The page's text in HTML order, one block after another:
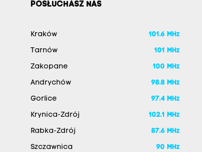
POSŁUCHASZ NAS
Kraków 101.6 MHz
Tarnów 101 MHz
Zakopane 100 MHz
Andrychów 98.8 MHz
Gorlice 97.4 MHz
Krynica-Zdrój 102.1 MHz
Rabka-Zdrój 87.6 MHz
Szczawnica 90 MHz